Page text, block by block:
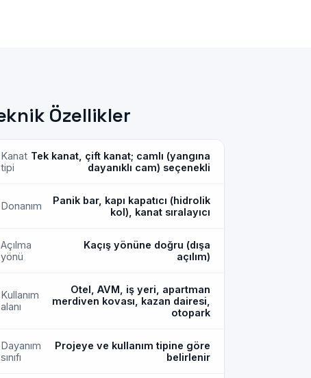
Özellikler
Kanat
tipi
Tek kanat, çift kanat; camlı (yangına
dayanıklı cam) seçenekli
Donanım
Panik bar, kapı kapatıcı (hidrolik
kol), kanat sıralayıcı
Açılma
yönü
Kaçış yönüne doğru (dışa
açılım)
Kullanım
alanı
Otel, AVM, iş yeri, apartman
merdiven kovası, kazan dairesi,
otopark
Dayanım
sınıfı
Projeye ve kullanım tipine göre
belirlenir